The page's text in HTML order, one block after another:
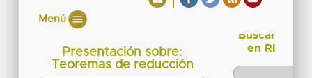
Menú
Presentación sobre:
Teoremas de reducción
Buscar
en RI